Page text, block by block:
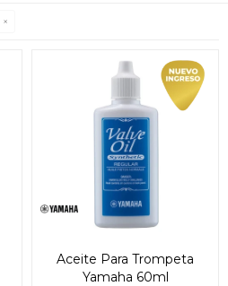
Aceite Para Trompeta
Yamaha 60ml